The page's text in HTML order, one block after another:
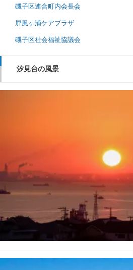
磯子区連合町内会長会
屛風ヶ浦ケアプラザ
磯子区社会福祉協議会
汐見台の風景